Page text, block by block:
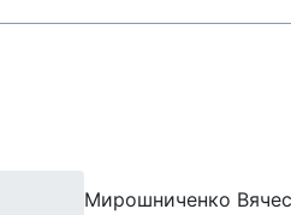
Мирошниченко